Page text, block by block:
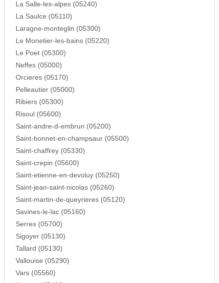
La Salle-les-alpes (05240)
La Saulce (05110)
Laragne-monteglin (05300)
Le Monetier-les-bains (05220)
Le Poet (05300)
Neffes (05000)
Orcieres (05170)
Pelleautier (05000)
Ribiers (05300)
Risoul (05600)
Saint-andre-d-embrun (05200)
Saint-bonnet-en-champsaur (05500)
Saint-chaffrey (05330)
Saint-crepin (05600)
Saint-etienne-en-devoluy (05250)
Saint-jean-saint-nicolas (05260)
Saint-martin-de-queyrieres (05120)
Savines-le-lac (05160)
Serres (05700)
Sigoyer (05130)
Tallard (05130)
Vallouise (05290)
Vars (05560)